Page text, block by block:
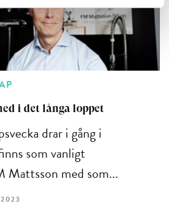
i det långa loppet
drar i gång i
som vanligt
Mattsson med som...